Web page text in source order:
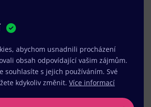
s.r.o. jsem zvolil na základě
realizovaného webu, který se mi
Návrh webu a spolupráce
perfektně. Realizace byla
abychom usnadnili procházení
obsah odpovídající vašim zájmům.
souhlasíte s jejich používáním. Své
kdykoliv změnit. Více informací